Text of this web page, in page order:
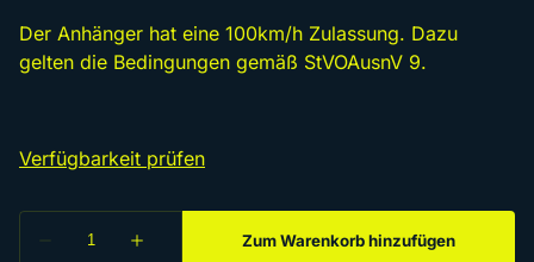
Der Anhänger hat eine 100km/h Zulassung. Dazu
gelten die Bedingungen gemäß StVOAusnV 9.